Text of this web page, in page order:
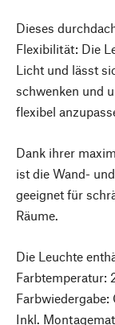
Dieses
Flexibilität: Die
Licht und lässt
schwenken und
flexibel
Dank ihrer
ist die Wand-
geeignet für
Räume.
Die Leuchte
Farbtemperatur:
Inkl.